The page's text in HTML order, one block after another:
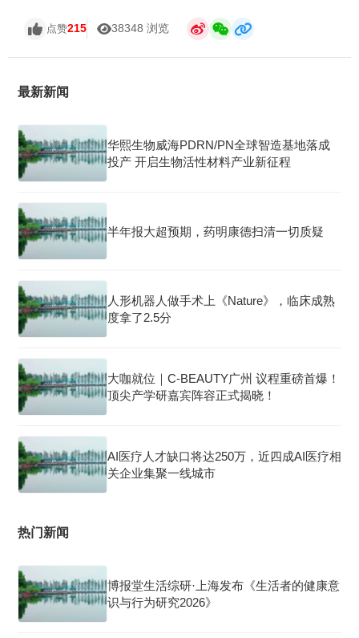
点赞215 38348 浏览
最新新闻
华熙生物威海PDRN/PN全球智造基地落成
投产 开启生物活性材料产业新征程
半年报大超预期，药明康德扫清一切质疑
人形机器人做手术上《Nature》，临床成熟
度拿了2.5分
大咖就位｜C-BEAUTY广州 议程重磅首爆！
顶尖产学研嘉宾阵容正式揭晓！
AI医疗人才缺口将达250万，近四成AI医疗相
关企业集聚一线城市
热门新闻
博报堂生活综研·上海发布《生活者的健康意
识与行为研究2026》